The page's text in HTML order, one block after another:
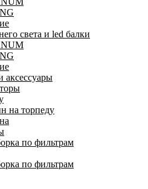
света и led балки
аксессуары
на торпеду
по фильтрам
по фильтрам